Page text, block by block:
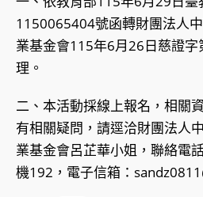
1150065404號函轉財團法人
業基金會115年6月26日慈證
理。
二、本活動採線上報名，相關
有相關疑問，請逕洽財團法人
業基金會呂芷華小姐，聯絡電
機192，電子信箱：